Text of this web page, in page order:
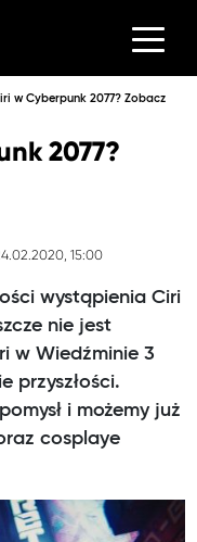
w Cyberpunk 2077? Zobacz
2077?
15:00
wystąpienia Ciri
nie jest
w Wiedźminie 3
przyszłości.
i możemy już
cosplaye